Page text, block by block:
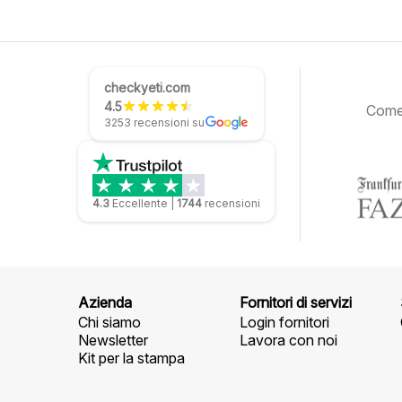
checkyeti.com
4.5
3253 recensioni su
4.3 Eccellente 1744 recensioni
Azienda
Chi siamo
Newsletter
Kit per la stampa
Fornitori di servizi
Login fornitori
Lavora con noi